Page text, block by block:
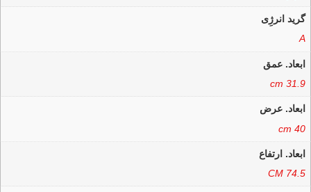
گرید انرژِی
A
ابعاد. عمق
31.9 cm
ابعاد. عرض
40 cm
ابعاد. ارتفاع
74.5 CM